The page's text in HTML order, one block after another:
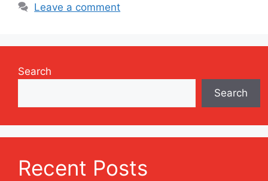
Leave a comment
Search
Search
Recent Posts